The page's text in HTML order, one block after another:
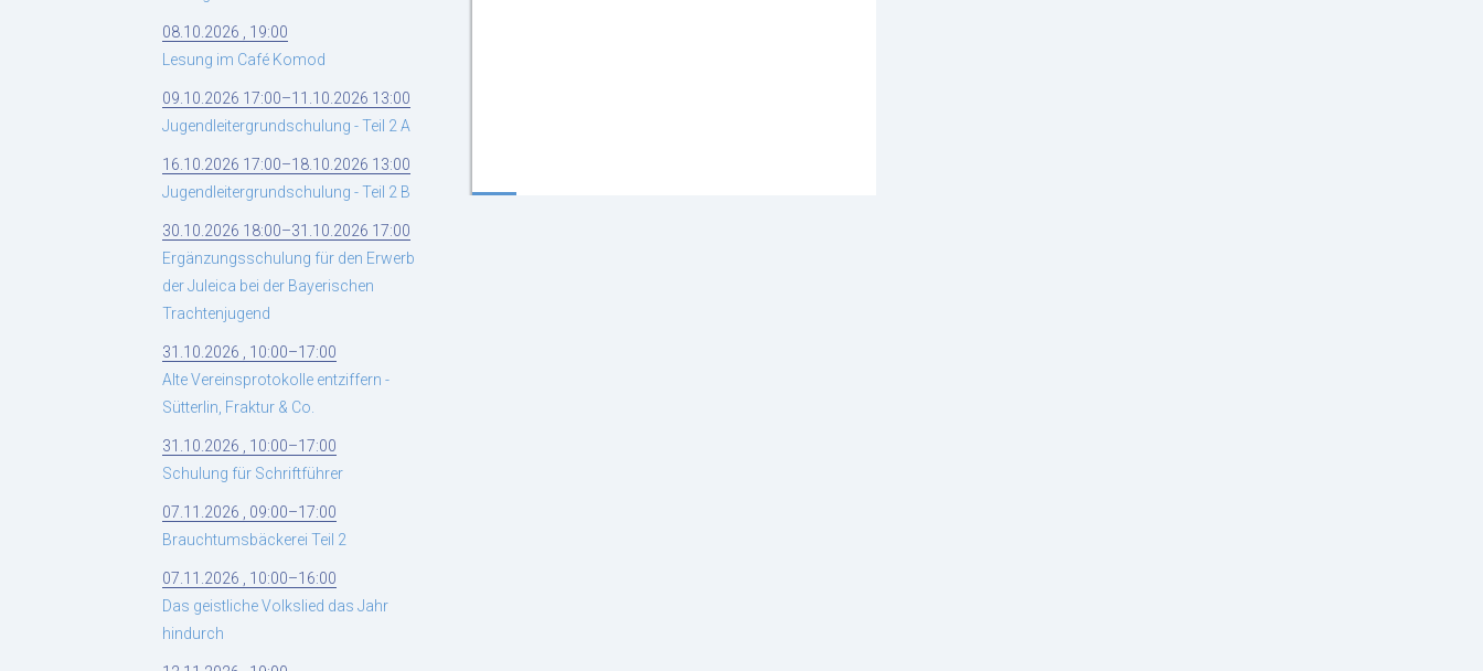
08.10.2026 , 19:00
Lesung im Café Komod
09.10.2026 17:00–11.10.2026 13:00
Jugendleitergrundschulung - Teil 2 A
16.10.2026 17:00–18.10.2026 13:00
Jugendleitergrundschulung - Teil 2 B
30.10.2026 18:00–31.10.2026 17:00
Ergänzungsschulung für den Erwerb
der Juleica bei der Bayerischen
Trachtenjugend
31.10.2026 , 10:00–17:00
Alte Vereinsprotokolle entziffern -
Sütterlin, Fraktur & Co.
31.10.2026 , 10:00–17:00
Schulung für Schriftführer
07.11.2026 , 09:00–17:00
Brauchtumsbäckerei Teil 2
07.11.2026 , 10:00–16:00
Das geistliche Volkslied das Jahr
hindurch